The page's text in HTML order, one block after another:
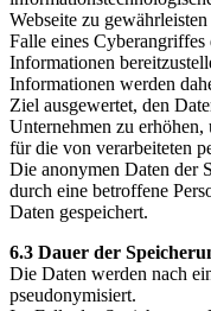
Webseite zu
Falle eines
Informationen
Informationen werden
Ziel ausgewertet, den
Unternehmen zu
für die von verarbeiteten
Die anonymen Daten der
durch eine betroffene
Daten gespeichert.
6.3 Dauer der
Die Daten werden nach
pseudonymisiert.